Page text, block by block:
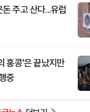
주고 산다...유럽
홍콩'은 끝났지만
중